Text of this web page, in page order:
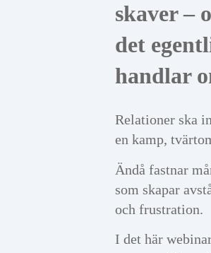
skaver –
det
handlar
Relationer ska
en kamp,
Ändå fastnar
som skapar
och frustration.
I det här